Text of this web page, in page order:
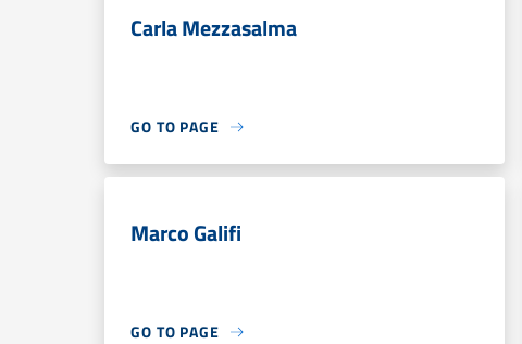
Carla Mezzasalma
GO TO PAGE
Marco Galifi
GO TO PAGE